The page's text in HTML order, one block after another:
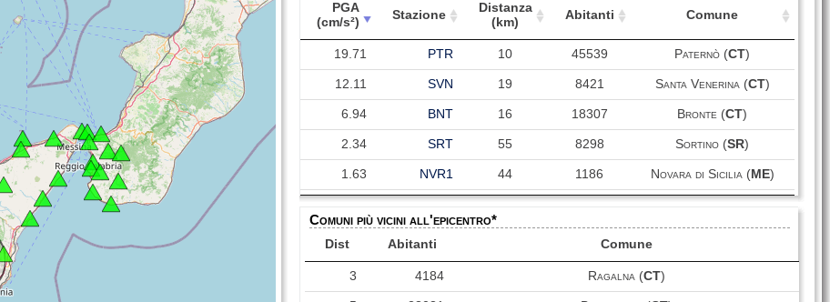
PGA
(cm/s²)
Stazione
Distanza
(km)
Abitanti Comune
PGA
(cm/s²)
Stazione
Distanza
(km)
Abitanti Comune
19.71 PTR 10 45539 Paternò (CT)
12.11 SVN 19 8421 Santa Venerina (CT)
6.94 BNT 16 18307 Bronte (CT)
2.34 SRT 55 8298 Sortino (SR)
1.63 NVR1 44 1186 Novara di Sicilia (ME)
0.86 STRV 9337
0.82 VZZ 5747
Comuni più vicini all'epicentro*
Dist Abitanti Comune
3 4184 Ragalna (CT)